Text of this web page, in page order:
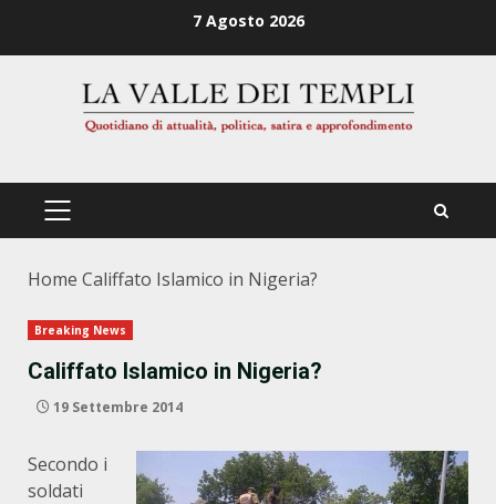
7 Agosto 2026
PRIMÄRES
Home Califfato Islamico in Nigeria?
Breaking News
Califfato Islamico in Nigeria?
19 Settembre 2014
Secondo i
soldati